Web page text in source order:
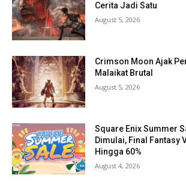
Cerita Jadi Satu
August 5, 2026
Crimson Moon Ajak
Malaikat Brutal
August 5, 2026
Square Enix Summer
Dimulai, Final Fantasy
Hingga 60%
August 4, 2026